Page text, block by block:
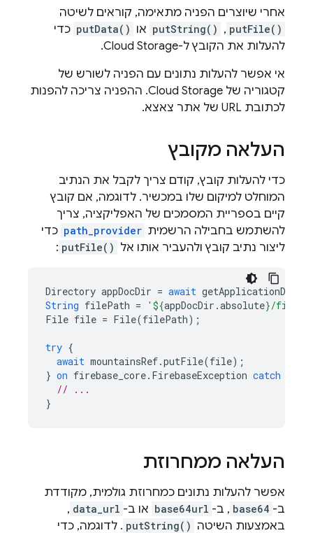
אחרי שיוצרים הפניה מתאימה, קוראים לשיטה
putFile()
,
putString() או putData() כדי
להעלות את הקובץ ל-Cloud Storage.
אי אפשר להעלות נתונים עם הפניה לשורש של
קטגוריה של Cloud Storage. ההפניה צריכה להפנות
לכתובת URL של אתר צאצא.
העלאה מקובץ
כדי להעלות קובץ, קודם צריך לקבל את הנתיב
המוחלט למיקום שלו במכשיר. לדוגמה, אם קובץ
קיים בספריית המסמכים של האפליקציה, צריך
להשתמש בחבילה הרשמית path_provider כדי
ליצור נתיב קובץ ולהעביר אותו אל putFile()
:
Directory appDocDir = await
String filePath = ' ${appDocDir .absolute}/file-
File file = File(filePath);
try {
await mountainsRef.putFile(file);
} on firebase_core. FirebaseException catch
// ...
}
העלאה ממחרוזת
אפשר להעלות נתונים כמחרוזת גולמית, מקודדת
ב- base64 , ב- base64url או ב- data_url
,
באמצעות השיטה putString() . לדוגמה, כדי